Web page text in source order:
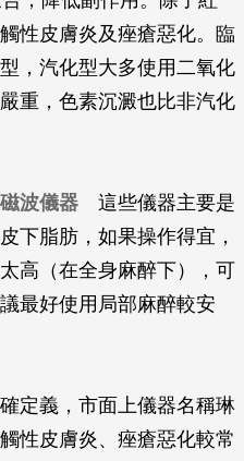
性皮膚炎及痤瘡惡化。臨
，汽化型大多使用二氧化
重，色素沉澱也比非汽化
波儀器 這些儀器主要是
下脂肪，如果操作得宜，
高（在全身麻醉下），可
最好使用局部麻醉較安
定義，市面上儀器名稱琳
性皮膚炎、痤瘡惡化較常